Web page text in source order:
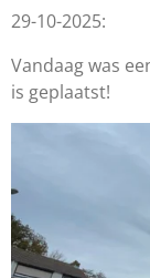
29-10-2025:
Vandaag was
is geplaatst!